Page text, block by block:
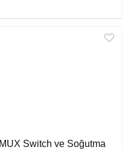
Switch ve Soğutma